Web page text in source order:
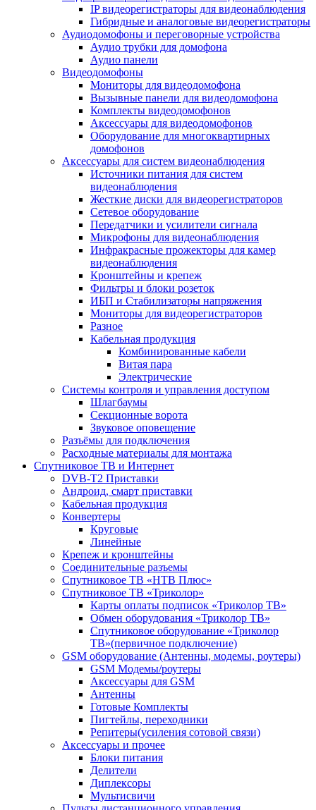
IP видеорегистраторы для видеонаблюдения
Гибридные и аналоговые видеорегистраторы
Аудиодомофоны и переговорные устройства
Аудио трубки для домофона
Аудио панели
Видеодомофоны
Мониторы для видеодомофона
Вызывные панели для видеодомофона
Комплекты видеодомофонов
Аксессуары для видеодомофонов
Оборудование для многоквартирных
домофонов
Аксессуары для систем видеонаблюдения
Источники питания для систем
видеонаблюдения
Жесткие диски для видеорегистраторов
Сетевое оборудование
Передатчики и усилители сигнала
Микрофоны для видеонаблюдения
Инфракрасные прожекторы для камер
видеонаблюдения
Кронштейны и крепеж
Фильтры и блоки розеток
ИБП и Стабилизаторы напряжения
Мониторы для видеорегистраторов
Разное
Кабельная продукция
Комбинированные кабели
Витая пара
Электрические
Системы контроля и управления доступом
Шлагбаумы
Секционные ворота
Звуковое оповещение
Разъёмы для подключения
Расходные материалы для монтажа
Спутниковое ТВ и Интернет
DVB-Т2 Приставки
Андроид, смарт приставки
Кабельная продукция
Конвертеры
Круговые
Линейные
Крепеж и кронштейны
Соединительные разъемы
Спутниковое ТВ «НТВ Плюс»
Спутниковое ТВ «Триколор»
Карты оплаты подписок «Триколор ТВ»
Обмен оборудования «Триколор ТВ»
Спутниковое оборудование «Триколор
ТВ»(первичное подключение)
GSM оборудование (Антенны, модемы, роутеры)
GSM Модемы/роутеры
Аксессуары для GSM
Антенны
Готовые Комплекты
Пигтейлы, переходники
Репитеры(усиления сотовой связи)
Аксессуары и прочее
Блоки питания
Делители
Диплексоры
Мультисвичи